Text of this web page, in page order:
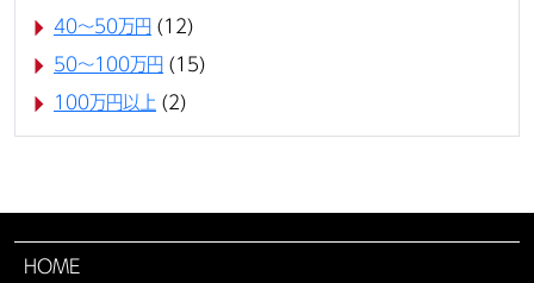
40〜50万円 (12)
50〜100万円 (15)
100万円以上 (2)
HOME